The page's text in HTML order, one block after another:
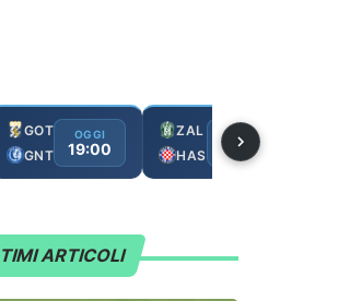
GOT
GNT
OGGI
19:00
ZAL
HAS
OGGI
19:00
ARTICOLI